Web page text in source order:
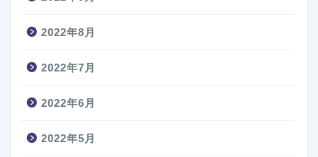
2022年8月
2022年7月
2022年6月
2022年5月